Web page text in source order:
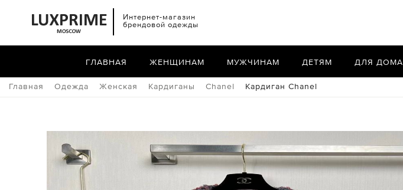
Интернет-магазин
брендовой одежды
ГЛАВНАЯ ЖЕНЩИНАМ МУЖЧИНАМ ДЕТЯМ ДЛЯ ДОМА
Главная Одежда Женская Кардиганы Chanel Кардиган Chanel